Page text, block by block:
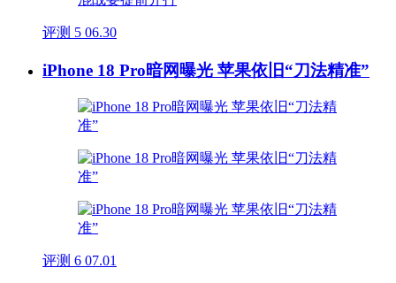
评测 5 06.30
iPhone 18 Pro暗网曝光 苹果依旧“刀法精准”
评测 6 07.01